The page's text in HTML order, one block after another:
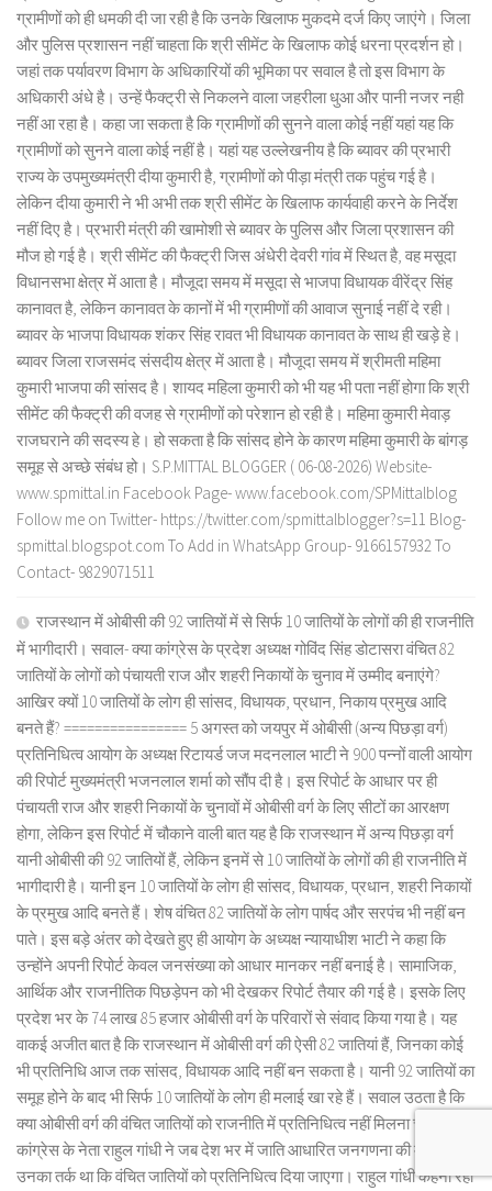
ग्रामीणों को ही धमकी दी जा रही है कि उनके खिलाफ मुकदमे दर्ज किए जाएंगे। जिला
और पुलिस प्रशासन नहीं चाहता कि श्री सीमेंट के खिलाफ कोई धरना प्रदर्शन हो।
जहां तक पर्यावरण विभाग के अधिकारियों की भूमिका पर सवाल है तो इस विभाग के
अधिकारी अंधे है। उन्हें फैक्ट्री से निकलने वाला जहरीला धुआ और पानी नजर नही
नहीं आ रहा है। कहा जा सकता है कि ग्रामीणों की सुनने वाला कोई नहीं यहां यह कि
ग्रामीणों को सुनने वाला कोई नहीं है। यहां यह उल्लेखनीय है कि ब्यावर की प्रभारी
राज्य के उपमुख्यमंत्री दीया कुमारी है, ग्रामीणों को पीड़ा मंत्री तक पहुंच गई है।
लेकिन दीया कुमारी ने भी अभी तक श्री सीमेंट के खिलाफ कार्यवाही करने के निर्देश
नहीं दिए है। प्रभारी मंत्री की खामोशी से ब्यावर के पुलिस और जिला प्रशासन की
मौज हो गई है। श्री सीमेंट की फैक्ट्री जिस अंधेरी देवरी गांव में स्थित है, वह मसूदा
विधानसभा क्षेत्र में आता है। मौजूदा समय में मसूदा से भाजपा विधायक वीरेंद्र सिंह
कानावत है, लेकिन कानावत के कानों में भी ग्रामीणों की आवाज सुनाई नहीं दे रही।
ब्यावर के भाजपा विधायक शंकर सिंह रावत भी विधायक कानावत के साथ ही खड़े हे।
ब्यावर जिला राजसमंद संसदीय क्षेत्र में आता है। मौजूदा समय में श्रीमती महिमा
कुमारी भाजपा की सांसद है। शायद महिला कुमारी को भी यह भी पता नहीं होगा कि श्री
सीमेंट की फैक्ट्री की वजह से ग्रामीणों को परेशान हो रही है। महिमा कुमारी मेवाड़
राजघराने की सदस्य हे। हो सकता है कि सांसद होने के कारण महिमा कुमारी के बांगड़
समूह से अच्छे संबंध हो। S.P.MITTAL BLOGGER ( 06-08-2026) Website-
www.spmittal.in Facebook Page- www.facebook.com/SPMittalblog
Follow me on Twitter- https://twitter.com/spmittalblogger?s=11 Blog-
spmittal.blogspot.com To Add in WhatsApp Group- 9166157932 To
Contact- 9829071511
राजस्थान में ओबीसी की 92 जातियों में से सिर्फ 10 जातियों के लोगों की ही राजनीति
में भागीदारी। सवाल- क्या कांग्रेस के प्रदेश अध्यक्ष गोविंद सिंह डोटासरा वंचित 82
जातियों के लोगों को पंचायती राज और शहरी निकायों के चुनाव में उम्मीद बनाएंगे?
आखिर क्यों 10 जातियों के लोग ही सांसद, विधायक, प्रधान, निकाय प्रमुख आदि
बनते हैं? ================ 5 अगस्त को जयपुर में ओबीसी (अन्य पिछड़ा वर्ग)
प्रतिनिधित्व आयोग के अध्यक्ष रिटायर्ड जज मदनलाल भाटी ने 900 पन्नों वाली आयोग
की रिपोर्ट मुख्यमंत्री भजनलाल शर्मा को सौंप दी है। इस रिपोर्ट के आधार पर ही
पंचायती राज और शहरी निकायों के चुनावों में ओबीसी वर्ग के लिए सीटों का आरक्षण
होगा, लेकिन इस रिपोर्ट में चौकाने वाली बात यह है कि राजस्थान में अन्य पिछड़ा वर्ग
यानी ओबीसी की 92 जातियों हैं, लेकिन इनमें से 10 जातियों के लोगों की ही राजनीति में
भागीदारी है। यानी इन 10 जातियों के लोग ही सांसद, विधायक, प्रधान, शहरी निकायों
के प्रमुख आदि बनते हैं। शेष वंचित 82 जातियों के लोग पार्षद और सरपंच भी नहीं बन
पाते। इस बड़े अंतर को देखते हुए ही आयोग के अध्यक्ष न्यायाधीश भाटी ने कहा कि
उन्होंने अपनी रिपोर्ट केवल जनसंख्या को आधार मानकर नहीं बनाई है। सामाजिक,
आर्थिक और राजनीतिक पिछड़ेपन को भी देखकर रिपोर्ट तैयार की गई है। इसके लिए
प्रदेश भर के 74 लाख 85 हजार ओबीसी वर्ग के परिवारों से संवाद किया गया है। यह
वाकई अजीत बात है कि राजस्थान में ओबीसी वर्ग की ऐसी 82 जातियां हैं, जिनका कोई
भी प्रतिनिधि आज तक सांसद, विधायक आदि नहीं बन सकता है। यानी 92 जातियों का
समूह होने के बाद भी सिर्फ 10 जातियों के लोग ही मलाई खा रहे हैं। सवाल उठता है कि
क्या ओबीसी वर्ग की वंचित जातियों को राजनीति में प्रतिनिधित्व नहीं मिलना चाहिए?
कांग्रेस के नेता राहुल गांधी ने जब देश भर में जाति आधारित जनगणना की मांग की तो
उनका तर्क था कि वंचित जातियों को प्रतिनिधित्व दिया जाएगा। राहुल गांधी कहना रहा